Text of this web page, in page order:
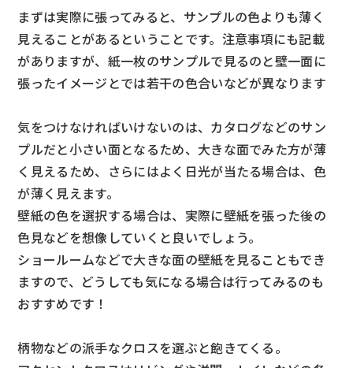
まずは実際に張ってみると、サンプルの色よりも薄く
見えることがあるということです。注意事項にも記載
がありますが、紙一枚のサンプルで見るのと壁一面に
張ったイメージとでは若干の色合いなどが異なります
気をつけなければいけないのは、カタログなどのサン
プルだと小さい面となるため、大きな面でみた方が薄
く見えるため、さらにはよく日光が当たる場合は、色
が薄く見えます。
壁紙の色を選択する場合は、実際に壁紙を張った後の
色見などを想像していくと良いでしょう。
ショールームなどで大きな面の壁紙を見ることもでき
ますので、どうしても気になる場合は行ってみるのも
おすすめです！
柄物などの派手なクロスを選ぶと飽きてくる。